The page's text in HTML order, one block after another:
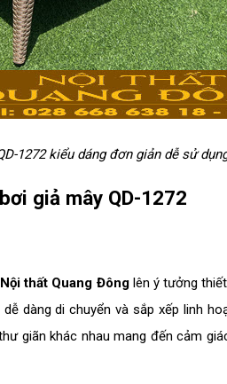
1272 kiểu dáng đơn giản dễ sử
giả mây QD-1272
Nội thất Quang Đônglên ý tưởng
dàng di chuyển và sắp xếp linh
giãn khác nhau mang đến cảm